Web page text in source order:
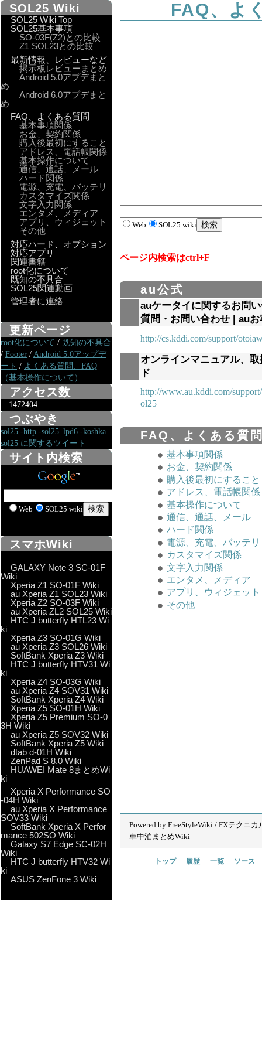
FAQ、よ
Web SOL25 wiki
ページ内検索はctrl+F
au公式
auケータイに関するお問
質問・お問い合わせ | au
http://cs.kddi.com/support/
オンラインマニュアル、
ド
http://www.au.kddi.com/
ol25
FAQ、よくある質
基本事項関係
お金、契約関係
購入後最初にすること
アドレス、電話帳関係
基本操作について
通信、通話、メール
ハード関係
電源、充電、バッテリ
カスタマイズ関係
文字入力関係
エンタメ、メディア
アプリ、ウィジェット
その他
Powered by FreeStyleWiki / FXテクニカ
車中泊まとめWiki
トップ 履歴 一覧 ソース
SOL25 Wiki
SOL25 Wiki Top
SOL25基本事項
SO-03F(Z2)との比較
Z1 SOL23との比較
最新情報、レビューなど
掲示板レビューまとめ
Android 5.0アプデまと
め
Android 6.0アプデまと
め
FAQ、よくある質問
基本事項関係
お金、契約関係
購入後最初にすること
アドレス、電話帳関係
基本操作について
通信、通話、メール
ハード関係
電源、充電、バッテリ
カスタマイズ関係
文字入力関係
エンタメ、メディア
アプリ、ウィジェット
その他
対応ハード、オプション
対応アプリ
関連書籍
root化について
既知の不具合
SOL25関連動画
管理者に連絡
更新ページ
root化について / 既知の不具合
/ Footer / Android 5.0アップデ
ート / よくある質問、FAQ
（基本操作について）
アクセス数
1472404
つぶやき
sol25 -http -sol25_lpd6 -koshka_
sol25 に関するツイート
サイト内検索
Web SOL25 wiki
スマホWiki
GALAXY Note 3 SC-01F
Wiki
Xperia Z1 SO-01F Wiki
au Xperia Z1 SOL23 Wiki
Xperia Z2 SO-03F Wiki
au Xperia ZL2 SOL25 Wiki
HTC J butterfly HTL23 Wi
ki
Xperia Z3 SO-01G Wiki
au Xperia Z3 SOL26 Wiki
SoftBank Xperia Z3 Wiki
HTC J butterfly HTV31 Wi
ki
Xperia Z4 SO-03G Wiki
au Xperia Z4 SOV31 Wiki
SoftBank Xperia Z4 Wiki
Xperia Z5 SO-01H Wiki
Xperia Z5 Premium SO-0
3H Wiki
au Xperia Z5 SOV32 Wiki
SoftBank Xperia Z5 Wiki
dtab d-01H Wiki
ZenPad S 8.0 Wiki
HUAWEI Mate 8まとめWi
ki
Xperia X Performance SO
-04H Wiki
au Xperia X Performance
SOV33 Wiki
SoftBank Xperia X Perfor
mance 502SO Wiki
Galaxy S7 Edge SC-02H
Wiki
HTC J butterfly HTV32 Wi
ki
ASUS ZenFone 3 Wiki